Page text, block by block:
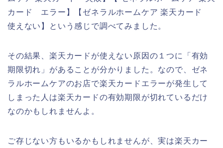
カード エラー】【ゼネラルホームケア 楽天カード
使えない】という感じで調べてみました。
その結果、楽天カードが使えない原因の１つに「有効
期限切れ」があることが分かりました。なので、ゼネ
ラルホームケアのお店で楽天カードエラーが発生して
しまった人は楽天カードの有効期限が切れているだけ
なのかもしれませんよ。
ご存じない方もいるかもしれませんが、実は楽天カー